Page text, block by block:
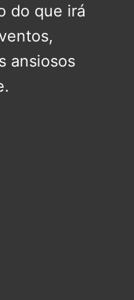
do que irá
ansiosos